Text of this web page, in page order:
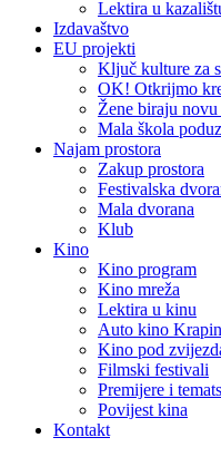
Lektira u
Izdavaštvo
EU projekti
Ključ kulture za
OK! Otkrijmo
Žene biraju novu
Mala škola
Najam prostora
Zakup prostora
Festivalska
Mala dvorana
Klub
Kino
Kino program
Kino mreža
Lektira u kinu
Auto kino
Kino pod
Filmski festivali
Premijere i
Povijest kina
Kontakt